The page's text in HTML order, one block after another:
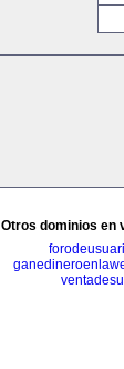
Otros dominios en